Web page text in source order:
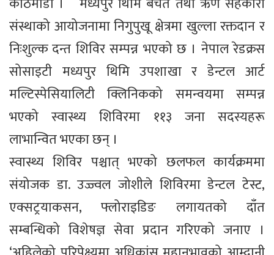
संस्थाको आयोजनामा निगुपुखू क्षेत्रमा खुल्ला रक्तदान र
निःशुल्क दन्त शिविर सम्पन्न भएको छ । नेपाल रेडक्रस
सोसाइटी मध्यपुर थिमि उपशाखा र डेन्टल आर्ट
मल्टिस्पेसियालिटी क्लिनिकको समन्वयमा सम्पन्न
भएको स्वास्थ्य शिविरमा ११३ जना सदस्यहरू
लाभान्वित भएका छन् ।
स्वास्थ्य शिविर पश्चात् भएको छलफल कार्यक्रममा
संयोजक डा. उज्ज्वल जोशीले शिविरमा डेन्टल टेस्ट,
एक्सट्रयाकसन, फ्लोराइडिङ लगायतको दाँत
सम्बन्धिको विशेषज्ञ सेवा प्रदान गरिएको जनाए ।